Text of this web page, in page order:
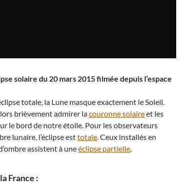
solaire du 20 mars 2015 filmée depuis l’espace
totale, la Lune masque exactement le Soleil.
brièvement admirer lacouronne solaireet les
le bord de notre étoile. Pour les observateurs
lunaire, l’éclipse esttotale. Ceux installés en
assistent à uneéclipse partielle.
France :